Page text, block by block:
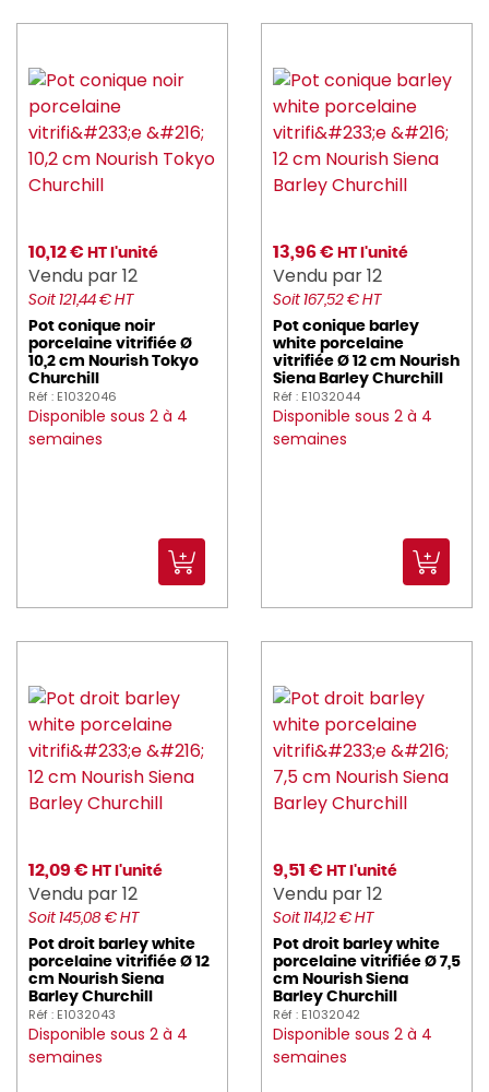
10,12 € HT l'unité
Vendu par 12
Soit 121,44 € HT
Pot conique noir
porcelaine vitrifiée Ø
10,2 cm Nourish Tokyo
Churchill
Réf : E1032046
Disponible sous 2 à 4
semaines
13,96 € HT l'unité
Vendu par 12
Soit 167,52 € HT
Pot conique barley
white porcelaine
vitrifiée Ø 12 cm Nourish
Siena Barley Churchill
Réf : E1032044
Disponible sous 2 à 4
semaines
12,09 € HT l'unité
Vendu par 12
Soit 145,08 € HT
Pot droit barley white
porcelaine vitrifiée Ø 12
cm Nourish Siena
Barley Churchill
Réf : E1032043
Disponible sous 2 à 4
semaines
9,51 € HT l'unité
Vendu par 12
Soit 114,12 € HT
Pot droit barley white
porcelaine vitrifiée Ø 7,5
cm Nourish Siena
Barley Churchill
Réf : E1032042
Disponible sous 2 à 4
semaines